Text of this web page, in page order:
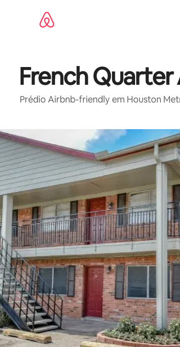
French Quarter
Prédio Airbnb-friendly em Houston